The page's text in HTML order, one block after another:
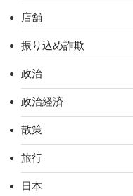
店舗
振り込め詐欺
政治
政治経済
散策
旅行
日本